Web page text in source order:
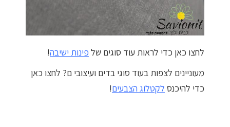
לחצו כאן כדי לראות עוד סוגים של פינות ישיבה!
מעוניינים לצפות בעוד סוגי בדים ועיצובי ם? לחצו כאן
כדי להיכנס לקטלוג הצבעים!